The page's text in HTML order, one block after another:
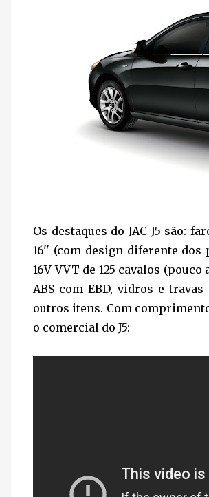
Os destaques do JAC J5 são:
16'' (com design diferente
16V VVT de 125 cavalos
ABS com EBD, vidros e
outros itens. Com
o comercial do J5: